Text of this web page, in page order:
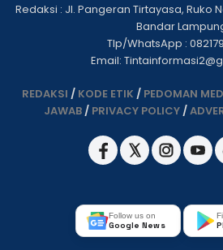
Redaksi : Jl. Pangeran Tirtayasa, Ruko
Bandar
Tlp/WhatsApp :
Email:
REDAKSI / KODE ETIK / PEDOMAN
JAWAB/ PRIVACY POLICY/
Follow us on
Google News